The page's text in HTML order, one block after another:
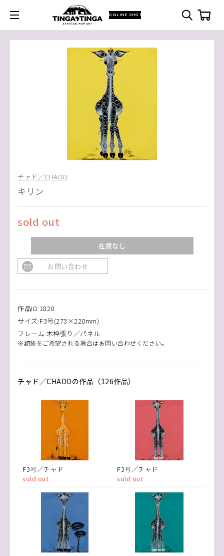
ONLINE SHOP
チャド／CHADO
キリン
sold out
在庫なし
お問い合わせ
作品ID:1820
サイズ:F3号(273×220mm)
フレーム:木枠張り／パネル
※額装をご希望される場合はお問い合わせください。
チャド／CHADOの作品（126作品）
F3号／チャド
sold out
F3号／チャド
sold out